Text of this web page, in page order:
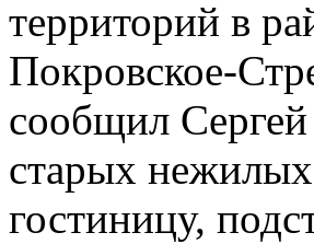
территорий в
Покровское-
сообщил
старых нежилых
гостиницу,